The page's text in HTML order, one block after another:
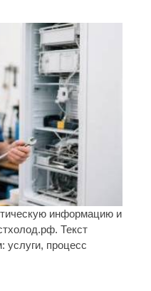
информацию и
Текст
услуги, процесс